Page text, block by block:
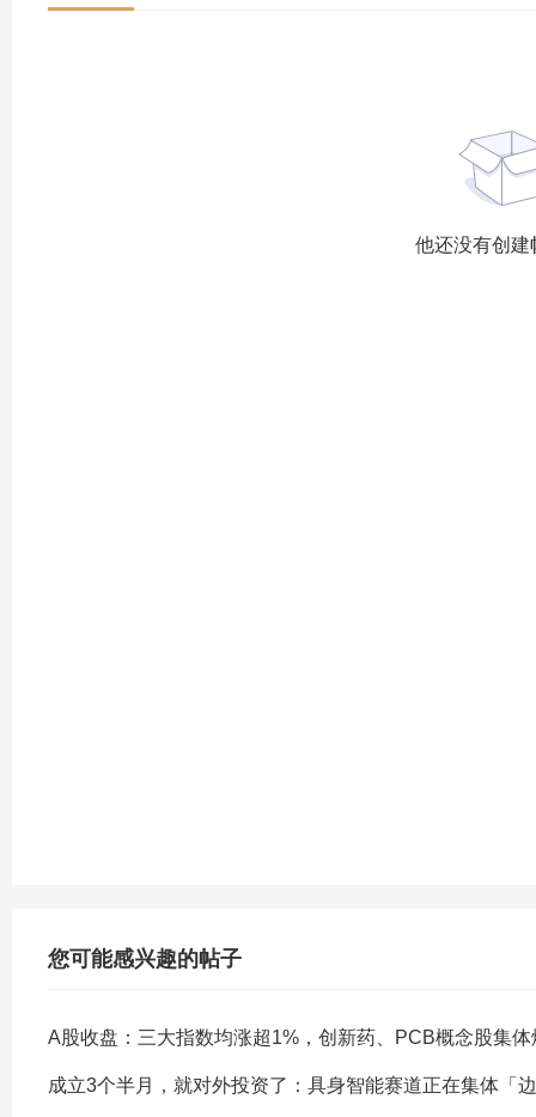
他还没有创建
您可能感兴趣的帖子
A股收盘：三大指数均涨超1%，创新药、PCB概念股集体
成立3个半月，就对外投资了：具身智能赛道正在集体「